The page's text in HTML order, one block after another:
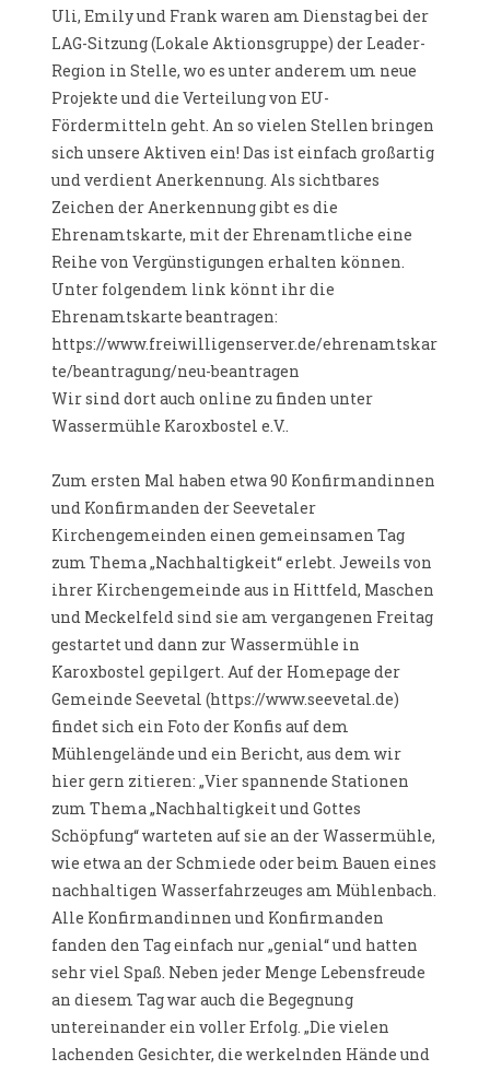
Uli, Emily und Frank waren am Dienstag bei der
LAG-Sitzung (Lokale Aktionsgruppe) der Leader-
Region in Stelle, wo es unter anderem um neue
Projekte und die Verteilung von EU-
Fördermitteln geht. An so vielen Stellen bringen
sich unsere Aktiven ein! Das ist einfach großartig
und verdient Anerkennung. Als sichtbares
Zeichen der Anerkennung gibt es die
Ehrenamtskarte, mit der Ehrenamtliche eine
Reihe von Vergünstigungen erhalten können.
Unter folgendem link könnt ihr die
Ehrenamtskarte beantragen:
https://www.freiwilligenserver.de/ehrenamtskar
te/beantragung/neu-beantragen
Wir sind dort auch online zu finden unter
Wassermühle Karoxbostel e.V..
Zum ersten Mal haben etwa 90 Konfirmandinnen
und Konfirmanden der Seevetaler
Kirchengemeinden einen gemeinsamen Tag
zum Thema „Nachhaltigkeit“ erlebt. Jeweils von
ihrer Kirchengemeinde aus in Hittfeld, Maschen
und Meckelfeld sind sie am vergangenen Freitag
gestartet und dann zur Wassermühle in
Karoxbostel gepilgert. Auf der Homepage der
Gemeinde Seevetal (https://www.seevetal.de)
findet sich ein Foto der Konfis auf dem
Mühlengelände und ein Bericht, aus dem wir
hier gern zitieren: „Vier spannende Stationen
zum Thema „Nachhaltigkeit und Gottes
Schöpfung“ warteten auf sie an der Wassermühle,
wie etwa an der Schmiede oder beim Bauen eines
nachhaltigen Wasserfahrzeuges am Mühlenbach.
Alle Konfirmandinnen und Konfirmanden
fanden den Tag einfach nur „genial“ und hatten
sehr viel Spaß. Neben jeder Menge Lebensfreude
an diesem Tag war auch die Begegnung
untereinander ein voller Erfolg. „Die vielen
lachenden Gesichter, die werkelnden Hände und